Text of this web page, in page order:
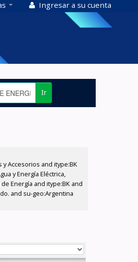
Ingresar a su cuenta
Ir
y Accesorios and itype:BK
y Energía Eléctrica,
Energía and itype:BK and
and su-geo:Argentina